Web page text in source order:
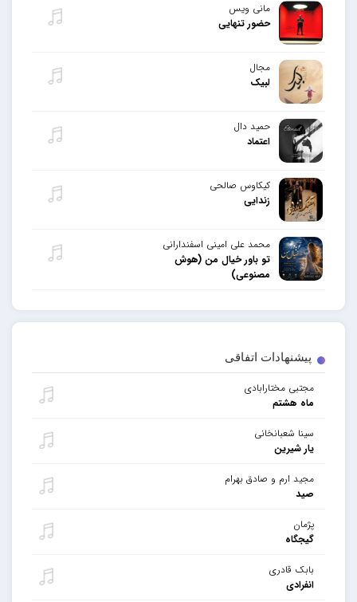
پیشنهادات اتفاقی
مجتبی مختارابادی
ماه هشتم
سینا شعبانخانی
یار شیرین
مجید ارم و صادق بهرام
صید
پژمان
گیجگاه
بابک قادری
انفرادی
مانی ویس
حضور تنهایی
مجال
لبیک
حمید دال
اعتماد
کیکاوس صالحی
زندایی
محمد علی امینی اسفندارانی
تو باور خیال من (هوش
مصنوعی)